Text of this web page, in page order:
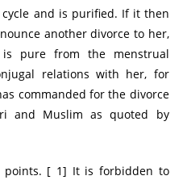
and is purified. If it then
another divorce to her,
pure from the menstrual
relations with her, for
commanded for the divorce
and Muslim as quoted by
points. [ 1] It is forbidden to